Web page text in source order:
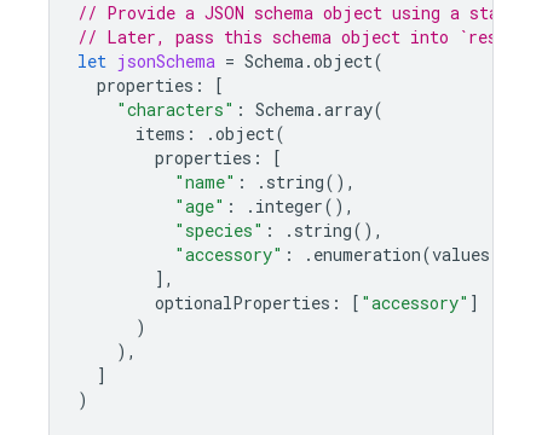
// Provide a JSON schema object using a
// Later, pass this schema object into
let jsonSchema = Schema.object(
properties :
[
"characters" : Schema.array(
items : .object(
properties :
[
"name" : . string(),
"age" : . integer(),
"species" : . string(),
"accessory" : . enumeration(values
],
optionalProperties : [ "accessory" ]
)
),
]
)